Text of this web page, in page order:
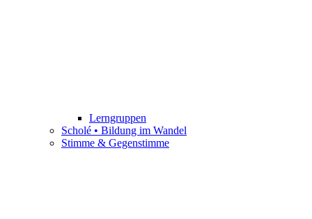
Lerngruppen
Scholé • Bildung im Wandel
Stimme & Gegenstimme